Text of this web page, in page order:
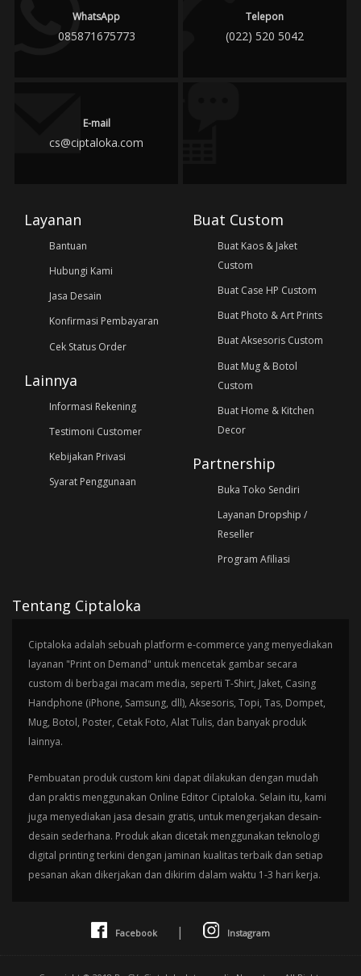
WhatsApp
085871675773
Telepon
(022) 520 5042
E-mail
cs@ciptaloka.com
Layanan
Bantuan
Hubungi Kami
Jasa Desain
Konfirmasi Pembayaran
Cek Status Order
Lainnya
Informasi Rekening
Testimoni Customer
Kebijakan Privasi
Syarat Penggunaan
Buat Custom
Buat Kaos & Jaket
Custom
Buat Case HP Custom
Buat Photo & Art Prints
Buat Aksesoris Custom
Buat Mug & Botol
Custom
Buat Home & Kitchen
Decor
Partnership
Buka Toko Sendiri
Layanan Dropship /
Reseller
Program Afiliasi
Tentang Ciptaloka
Ciptaloka adalah sebuah platform e-commerce yang menyediakan
layanan "Print on Demand" untuk mencetak gambar secara
custom di berbagai macam media, seperti T-Shirt, Jaket, Casing
Handphone (iPhone, Samsung, dll), Aksesoris, Topi, Tas, Dompet,
Mug, Botol, Poster, Cetak Foto, Alat Tulis, dan banyak produk
lainnya.
Pembuatan produk custom kini dapat dilakukan dengan mudah
dan praktis menggunakan Online Editor Ciptaloka. Selain itu, kami
juga menyediakan jasa desain gratis, untuk mengerjakan desain-
desain sederhana. Produk akan dicetak menggunakan teknologi
digital printing terkini dengan jaminan kualitas terbaik dan setiap
pesanan akan dikerjakan dan dikirim dalam waktu 1-3 hari kerja.
Facebook | Instagram